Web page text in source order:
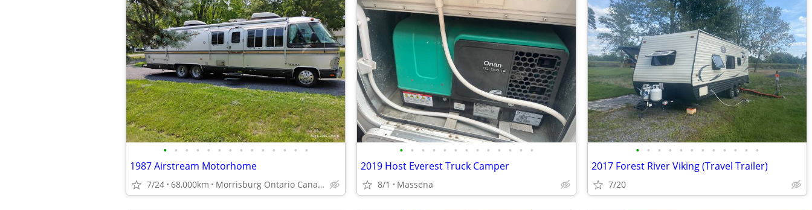
• • • • • • • • • • • • • •
1987 Airstream Motorhome
7/24 68,000km Morrisburg Ontario Canada
• • • • • • • • • • • • •
2019 Host Everest Truck Camper
8/1 Massena
• • • • • • • • • • • •
2017 Forest River Viking (Travel Trailer)
7/20